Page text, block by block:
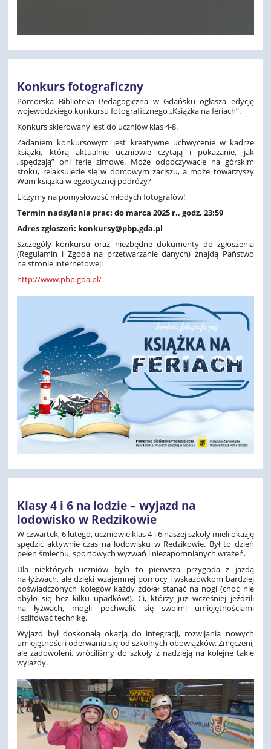
Konkurs fotograficzny
Pomorska Biblioteka Pedagogiczna w Gdańsku ogłasza edycję
wojewódzkiego konkursu fotograficznego „Książka na feriach”.
Konkurs skierowany jest do uczniów klas 4-8.
Zadaniem konkursowym jest kreatywne uchwycenie w kadrze
książki, którą aktualnie uczniowie czytają i pokazanie, jak
„spędzają” oni ferie zimowe. Może odpoczywacie na górskim
stoku, relaksujecie się w domowym zaciszu, a może towarzyszy
Wam książka w egzotycznej podróży?
Liczymy na pomysłowość młodych fotografów!
Termin nadsyłania prac: do marca 2025 r., godz. 23:59
Adres zgłoszeń: konkursy@pbp.gda.pl
Szczegóły konkursu oraz niezbędne dokumenty do zgłoszenia
(Regulamin i Zgoda na przetwarzanie danych) znajdą Państwo
na stronie internetowej:
http://www.pbp.gda.pl/
Klasy 4 i 6 na lodzie – wyjazd na
lodowisko w Redzikowie
W czwartek, 6 lutego, uczniowie klas 4 i 6 naszej szkoły mieli okazję
spędzić aktywnie czas na lodowisku w Redzikowie. Był to dzień
pełen śmiechu, sportowych wyzwań i niezapomnianych wrażeń.
Dla niektórych uczniów była to pierwsza przygoda z jazdą
na łyżwach, ale dzięki wzajemnej pomocy i wskazówkom bardziej
doświadczonych kolegów każdy zdołał stanąć na nogi (choć nie
obyło się bez kilku upadków!). Ci, którzy już wcześniej jeździli
na łyżwach, mogli pochwalić się swoimi umiejętnościami
i szlifować technikę.
Wyjazd był doskonałą okazją do integracji, rozwijania nowych
umiejętności i oderwania się od szkolnych obowiązków. Zmęczeni,
ale zadowoleni, wróciliśmy do szkoły z nadzieją na kolejne takie
wyjazdy.